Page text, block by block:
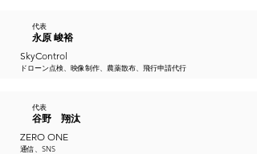
代表
永原 峻裕
SkyControl
ドローン点検、映像制作、農薬散布、飛行申請代行
代表
谷野 翔汰
ZERO ONE
通信、SNS